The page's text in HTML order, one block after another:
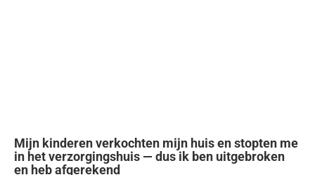
Mijn kinderen verkochten mijn huis en stopten me
in het verzorgingshuis — dus ik ben uitgebroken
en heb afgerekend